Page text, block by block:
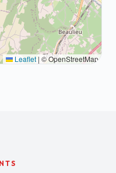
Leaflet | © OpenStreetMap